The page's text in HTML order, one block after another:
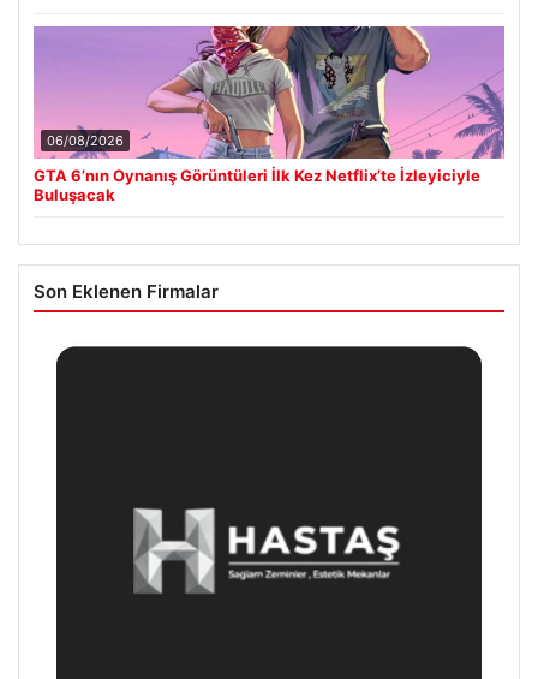
06/08/2026
GTA 6’nın Oynanış Görüntüleri İlk Kez Netflix’te İzleyiciyle
Buluşacak
Son Eklenen Firmalar